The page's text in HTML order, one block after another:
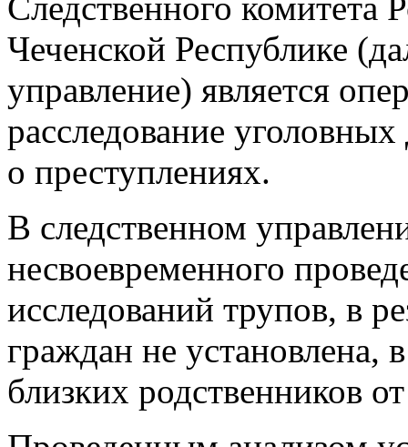
Чеченской Республике
управление) является
расследование
о преступлениях.
В следственном
несвоевременного
исследований трупов, в
граждан не установлена,
близких родственников